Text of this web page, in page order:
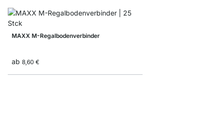
MAXX M-Regalbodenverbinder
ab 8,60 €